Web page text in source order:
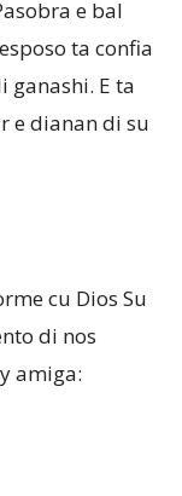
e bal
ta confia
ganashi. E ta
e dianan di su
cu Dios Su
di nos
amiga: